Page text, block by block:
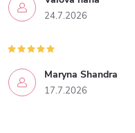
24.7.2026
Maryna Shandra
17.7.2026